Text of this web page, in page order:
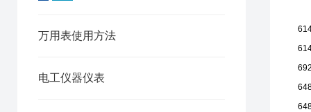
万用表使用方法
电工仪器仪表